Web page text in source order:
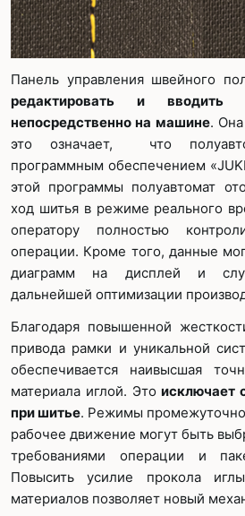
Одноигольные
прямострочные
Панель управления швейного
редактировать и вводить
непосредственно на машине.
это означает, что
программным обеспечением
этой программы полуавтомат
ход шитья в режиме реального
оператору полностью
операции. Кроме того, данные
диаграмм на дисплей и
дальнейшей оптимизации
Благодаря повышенной
привода рамки и уникальной
обеспечивается наивысшая
материала иглой. Этоисключает
при шитье. Режимы
рабочее движение могут быть
требованиями операции и
Повысить усилие прокола
материалов позволяет новый